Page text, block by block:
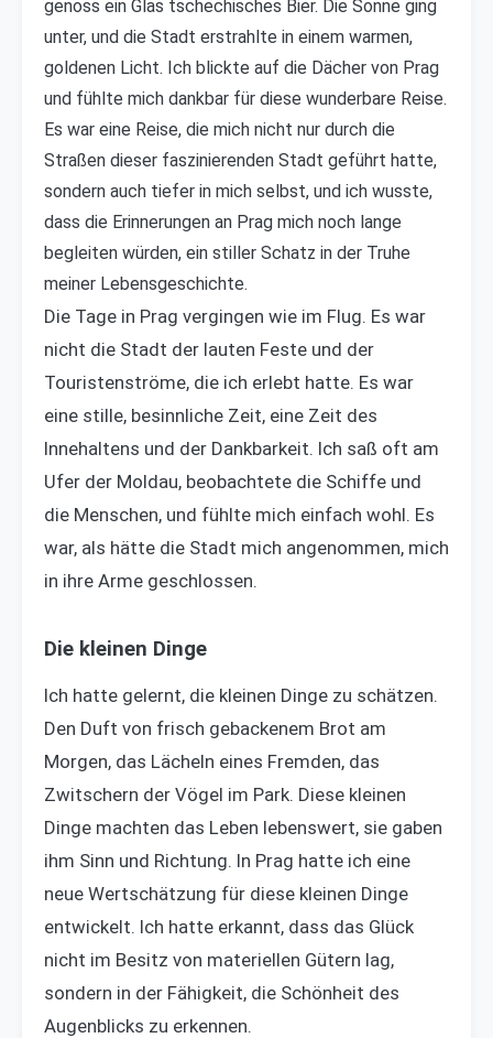
genoss ein Glas tschechisches Bier. Die Sonne ging
unter, und die Stadt erstrahlte in einem warmen,
goldenen Licht. Ich blickte auf die Dächer von Prag
und fühlte mich dankbar für diese wunderbare Reise.
Es war eine Reise, die mich nicht nur durch die
Straßen dieser faszinierenden Stadt geführt hatte,
sondern auch tiefer in mich selbst, und ich wusste,
dass die Erinnerungen an Prag mich noch lange
begleiten würden, ein stiller Schatz in der Truhe
meiner Lebensgeschichte.
Die Tage in Prag vergingen wie im Flug. Es war
nicht die Stadt der lauten Feste und der
Touristenströme, die ich erlebt hatte. Es war
eine stille, besinnliche Zeit, eine Zeit des
Innehaltens und der Dankbarkeit. Ich saß oft am
Ufer der Moldau, beobachtete die Schiffe und
die Menschen, und fühlte mich einfach wohl. Es
war, als hätte die Stadt mich angenommen, mich
in ihre Arme geschlossen.
Die kleinen Dinge
Ich hatte gelernt, die kleinen Dinge zu schätzen.
Den Duft von frisch gebackenem Brot am
Morgen, das Lächeln eines Fremden, das
Zwitschern der Vögel im Park. Diese kleinen
Dinge machten das Leben lebenswert, sie gaben
ihm Sinn und Richtung. In Prag hatte ich eine
neue Wertschätzung für diese kleinen Dinge
entwickelt. Ich hatte erkannt, dass das Glück
nicht im Besitz von materiellen Gütern lag,
sondern in der Fähigkeit, die Schönheit des
Augenblicks zu erkennen.